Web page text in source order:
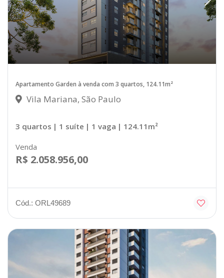
Apartamento Garden à venda com 3 quartos, 124.11m²
Vila Mariana, São Paulo
3 quartos | 1 suíte | 1 vaga | 124.11m²
Venda
R$ 2.058.956,00
Cód.: ORL49689